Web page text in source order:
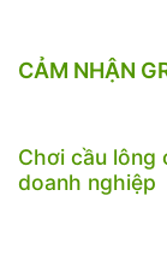
CẢM NHẬN
Chơi cầu lông
doanh nghiệp